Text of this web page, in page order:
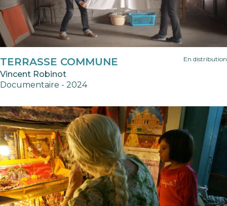
En distribution
TERRASSE COMMUNE
Vincent Robinot
Documentaire - 2024